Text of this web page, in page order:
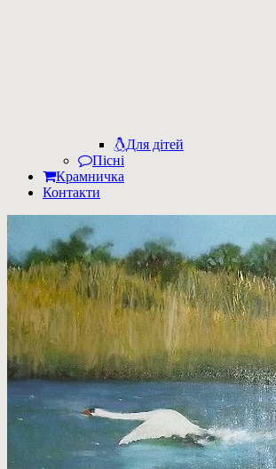
Для дітей
Пісні
Крамничка
Контакти